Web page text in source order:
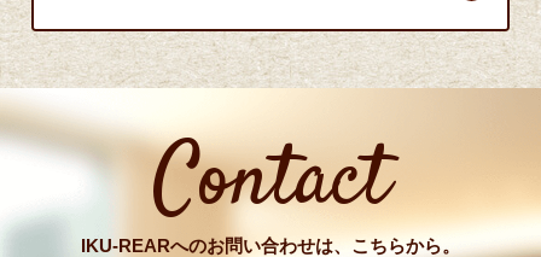
Contact
IKU-REARへのお問い合わせは、こちらから。